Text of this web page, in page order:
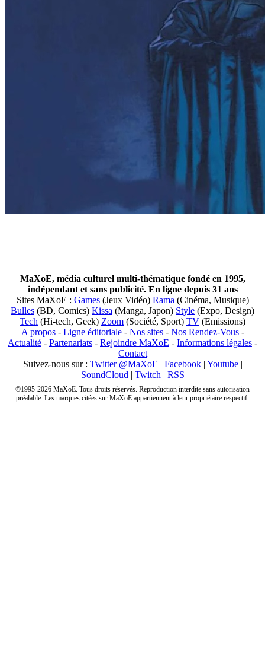
MaXoE, média culturel multi-thématique fondé en 1995,
indépendant et sans publicité. En ligne depuis 31 ans
Sites MaXoE : Games(Jeux Vidéo) Rama (Cinéma, Musique)
Bulles (BD, Comics) Kissa (Manga, Japon) Style (Expo, Design)
Tech (Hi-tech, Geek) Zoom (Société, Sport) TV (Emissions)
A propos- Ligne éditoriale- Nos sites- Nos Rendez-Vous-
Actualité - Partenariats - Rejoindre MaXoE - Informations légales -
Contact
Suivez-nous sur : Twitter @MaXoE | Facebook| Youtube|
SoundCloud | Twitch | RSS
©1995-2026 MaXoE. Tous droits réservés. Reproduction interdite sans autorisation
préalable. Les marques citées sur MaXoE appartiennent à leur propriétaire respectif.